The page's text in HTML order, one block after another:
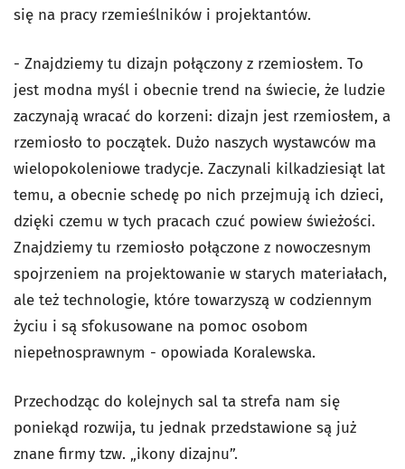
się na pracy rzemieślników i projektantów.
- Znajdziemy tu dizajn połączony z rzemiosłem. To
jest modna myśl i obecnie trend na świecie, że ludzie
zaczynają wracać do korzeni: dizajn jest rzemiosłem, a
rzemiosło to początek. Dużo naszych wystawców ma
wielopokoleniowe tradycje. Zaczynali kilkadziesiąt lat
temu, a obecnie schedę po nich przejmują ich dzieci,
dzięki czemu w tych pracach czuć powiew świeżości.
Znajdziemy tu rzemiosło połączone z nowoczesnym
spojrzeniem na projektowanie w starych materiałach,
ale też technologie, które towarzyszą w codziennym
życiu i są sfokusowane na pomoc osobom
niepełnosprawnym - opowiada Koralewska.
Przechodząc do kolejnych sal ta strefa nam się
poniekąd rozwija, tu jednak przedstawione są już
znane firmy tzw. „ikony dizajnu”.